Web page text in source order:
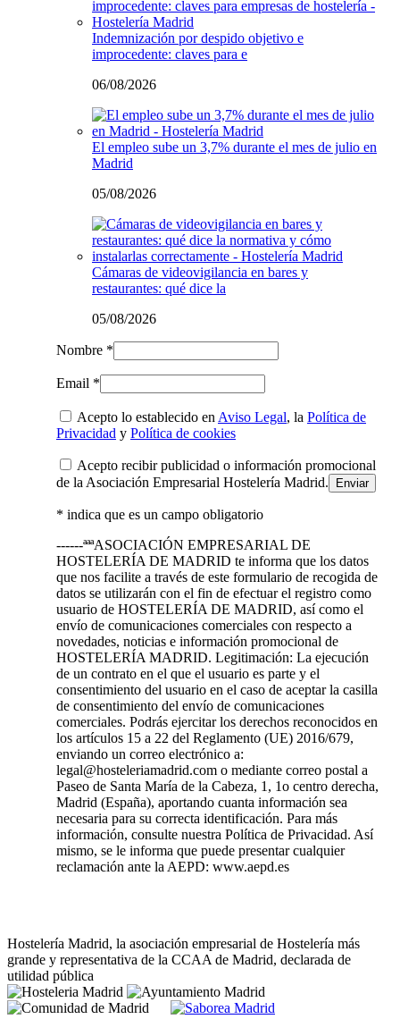
Indemnización por despido objetivo e
improcedente: claves para e
06/08/2026
El empleo sube un 3,7% durante el mes de julio en
Madrid
05/08/2026
Cámaras de videovigilancia en bares y
restaurantes: qué dice la
05/08/2026
Nombre *
Email *
Acepto lo establecido en Aviso Legal, la Política de
Privacidad y Política de cookies
Acepto recibir publicidad o información promocional
de la Asociación Empresarial Hostelería Madrid.
* indica que es un campo obligatorio
------ªªªASOCIACIÓN EMPRESARIAL DE
HOSTELERÍA DE MADRID te informa que los datos
que nos facilite a través de este formulario de recogida de
datos se utilizarán con el fin de efectuar el registro como
usuario de HOSTELERÍA DE MADRID, así como el
envío de comunicaciones comerciales con respecto a
novedades, noticias e información promocional de
HOSTELERÍA MADRID. Legitimación: La ejecución
de un contrato en el que el usuario es parte y el
consentimiento del usuario en el caso de aceptar la casilla
de consentimiento del envío de comunicaciones
comerciales. Podrás ejercitar los derechos reconocidos en
los artículos 15 a 22 del Reglamento (UE) 2016/679,
enviando un correo electrónico a:
legal@hosteleriamadrid.com o mediante correo postal a
Paseo de Santa María de la Cabeza, 1, 1o centro derecha,
Madrid (España), aportando cuanta información sea
necesaria para su correcta identificación. Para más
información, consulte nuestra Política de Privacidad. Así
mismo, se le informa que puede presentar cualquier
reclamación ante la AEPD: www.aepd.es
Hostelería Madrid, la asociación empresarial de Hostelería más
grande y representativa de la CCAA de Madrid, declarada de
utilidad pública